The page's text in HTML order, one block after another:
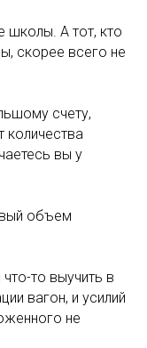
школы. А тот, кто
скорее всего не
счету,
количества
вы у
объем
то выучить в
вагон, и усилий
не